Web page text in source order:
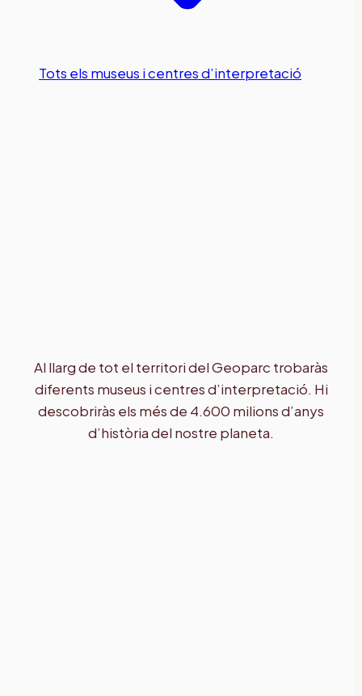
Tots els museus i centres d’interpretació
Al llarg de tot el territori del Geoparc trobaràs
diferents museus i centres d’interpretació. Hi
descobriràs els més de 4.600 milions d’anys
d’història del nostre planeta.